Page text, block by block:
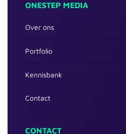
ONESTEP MEDIA
Over ons
Portfolio
Kennisbank
Contact
CONTACT